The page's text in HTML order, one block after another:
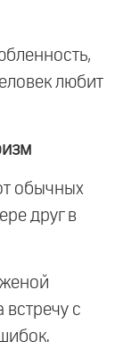
любит
обычных
друг в
встречу с